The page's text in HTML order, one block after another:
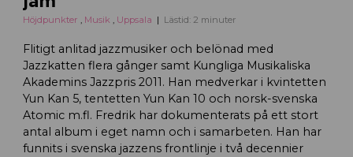
Höjdpunkter , Musik , Uppsala Lästid: 2 minuter
Flitigt anlitad jazzmusiker och belönad med
Jazzkatten flera gånger samt Kungliga Musikaliska
Akademins Jazzpris 2011. Han medverkar i kvintetten
Yun Kan 5, tentetten Yun Kan 10 och norsk-svenska
Atomic m.fl. Fredrik har dokumenterats på ett stort
antal album i eget namn och i samarbeten. Han har
funnits i svenska jazzens frontlinje i två decennier